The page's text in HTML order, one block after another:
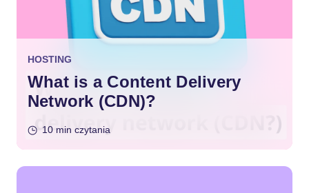
HOSTING
What is a Content Delivery
Network (CDN)?
10 min czytania